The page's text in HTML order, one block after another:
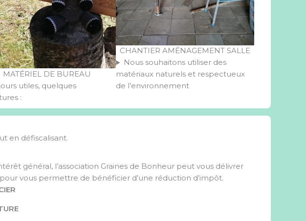
MATÉRIEL DE BUREAU
utiles, quelques
:
CHANTIER AMÉNAGEMENT SALLE
Nous souhaitons utiliser des
matériaux naturels et respectueux
de l’environnement
en défiscalisant.
général, l’association Graines de Bonheur peut vous délivrer
vous permettre de bénéficier d’une réduction d’impôt.